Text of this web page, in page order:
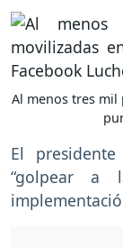
Al menos tres mil
El
“golpear a